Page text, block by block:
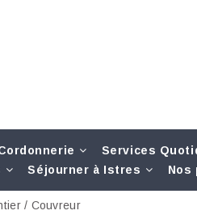
Services
Séjourner à Istres Nos
/ Couvreur